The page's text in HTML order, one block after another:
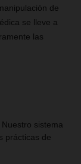
de
se lleve a
las
sistema
prácticas de